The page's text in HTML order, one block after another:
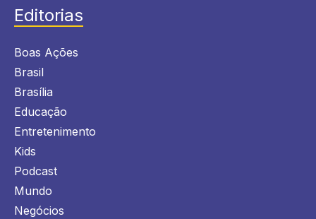
Editorias
Boas Ações
Brasil
Brasília
Educação
Entretenimento
Kids
Podcast
Mundo
Negócios